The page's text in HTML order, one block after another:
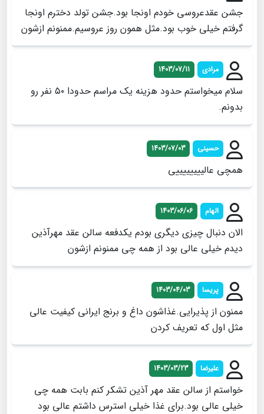
جشن عقدعروسی خودم اونجا بود.جشن تولد دخترم اونجا
گرفتم خیلی خوب بود.مثل همون روز عروسیم.ممنونم ازشون
مرادی 1403/07/11
سلام میخواستم حدود هزینه یک مراسم حدودا ۵۰ نفر رو
بدونم.
حسینی 1403/07/03
همچی عالییییییییی
الهام 1403/06/06
الان دنبال چیزی دیگری بودم یکدفعه سالن عقد مهرآذین
دیدم خیلی عالی بود از همه چی ممنونم ازشون
پریسا 1403/04/03
ممنون از پذیرایی.غذاشون داغ و برنج ایرانی کیفیت عالی
مثل اول که تعریف کردن
علیرضا 1403/03/23
خواستم از سالن عقد مهر آذین تشکر کنم بابت همه چی
خیلی عالی بود.برای غذا خیلی استرس داشتم عالی بود